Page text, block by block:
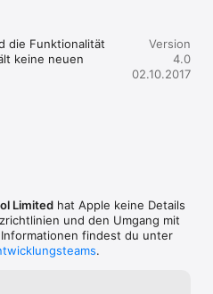
die Funktionalität
keine neuen
not forget to
Version
4.0
02.10.2017
Limited hat Apple keine Details
und den Umgang mit
findest du unter
.